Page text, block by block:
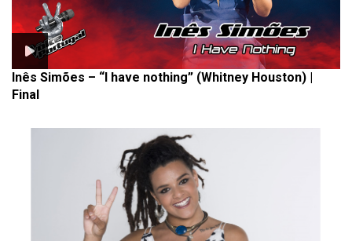
Inês Simões – “I have nothing” (Whitney Houston) |
Final